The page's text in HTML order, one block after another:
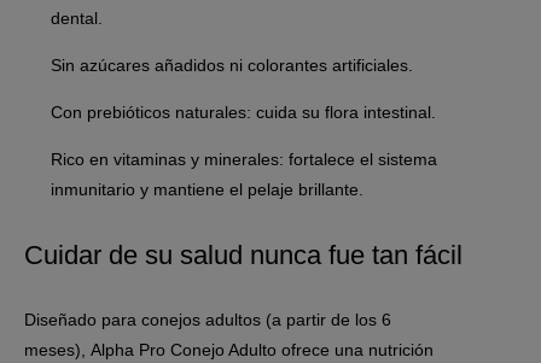
dental.
Sin azúcares añadidos ni colorantes artificiales.
Con prebióticos naturales: cuida su flora intestinal.
Rico en vitaminas y minerales: fortalece el sistema
inmunitario y mantiene el pelaje brillante.
Cuidar de su salud nunca fue tan fácil
Diseñado para conejos adultos (a partir de los 6
meses), Alpha Pro Conejo Adulto ofrece una nutrición